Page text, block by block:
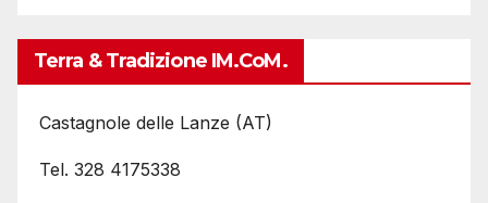
Terra & Tradizione IM.coM.
Castagnole delle Lanze (AT)
Tel. 328 4175338